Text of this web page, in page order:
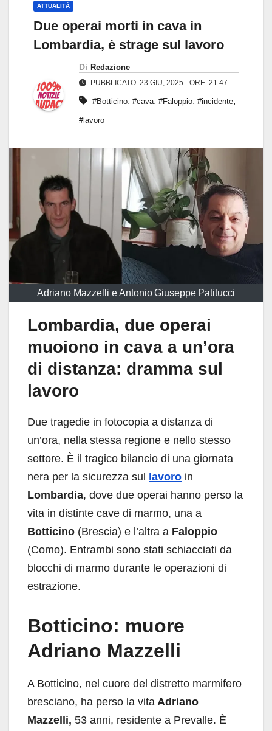
ATTUALITÀ
Due operai morti in cava in
Lombardia, è strage sul lavoro
Di Redazione
PUBBLICATO: 23 GIU, 2025 - ORE: 21:47
#Botticino, #cava, #Faloppio, #incidente,
#lavoro
Adriano Mazzelli e Antonio Giuseppe Patitucci
Lombardia, due operai
muoiono in cava a un’ora
di distanza: dramma sul
lavoro
Due tragedie in fotocopia a distanza di
un’ora, nella stessa regione e nello stesso
settore. È il tragico bilancio di una giornata
nera per la sicurezza sul lavoro in
Lombardia, dove due operai hanno perso la
vita in distinte cave di marmo, una a
Botticino (Brescia) e l’altra a Faloppio
(Como). Entrambi sono stati schiacciati da
blocchi di marmo durante le operazioni di
estrazione.
Botticino: muore
Adriano Mazzelli
A Botticino, nel cuore del distretto marmifero
bresciano, ha perso la vita Adriano
Mazzelli, 53 anni, residente a Prevalle. È